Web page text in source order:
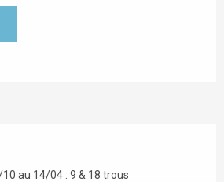
au 14/04 : 9 & 18 trous